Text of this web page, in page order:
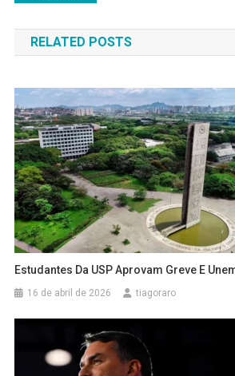
de
Post
RELATED POSTS
Estudantes Da USP Aprovam Greve E
16 de abril de 2026 tiagoraro